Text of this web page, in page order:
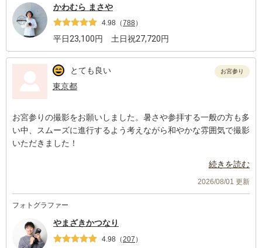
かわむら まさや
4.98 （788）
平日23,100円 土日祝27,720円
とても良い
東京都
お宮参り
お宮参りの撮影をお願いしました。暑さや参拝する一般の方も多
い中、スムーズに進行するよう考えながら和やかな雰囲気で撮影
いただきました！
続きを読む
2026/08/01 更新
フォトグラファー
やまざきかつなり
4.98 （207 ）